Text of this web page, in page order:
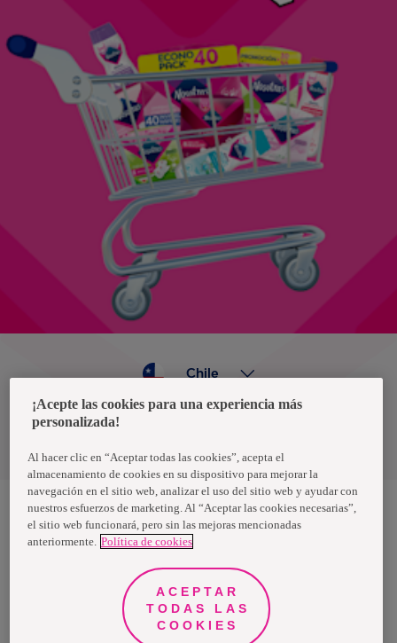
Política de privacidad de datos
Chile
Nosotras, una marca de Essity - una compañía global líder en
higiene y salud. Cada día, mil millones de personas, en todo el
propósito es romper barreras por el bienestar en beneficio de
consumidores, pacientes, cuidadores, clientes y la sociedad en
general. Vendemos en aproximadamente 150 países bajo las
principales marcas globales TENA y Tork, así como otras marcas
como Actimove, Cutimed, JOBST, Knix, Leukoplast, Libero, Libresse,
Lotus, Modibodi, Nosotras, Saba, Tempo, TOM Organic y Zewa. En
¡Acepte las cookies para una experiencia más
personalizada!
Al hacer clic en “Aceptar todas las cookies”, acepta el
almacenamiento de cookies en su dispositivo para mejorar la
navegación en el sitio web, analizar el uso del sitio web y ayudar con
nuestros esfuerzos de marketing. Al “Aceptar las cookies necesarias”,
el sitio web funcionará, pero sin las mejoras mencionadas
anteriormente. Política de cookies
ACEPTAR
TODAS LAS
COOKIES